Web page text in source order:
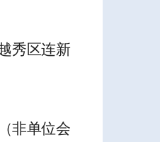
秀区连新
非单位会